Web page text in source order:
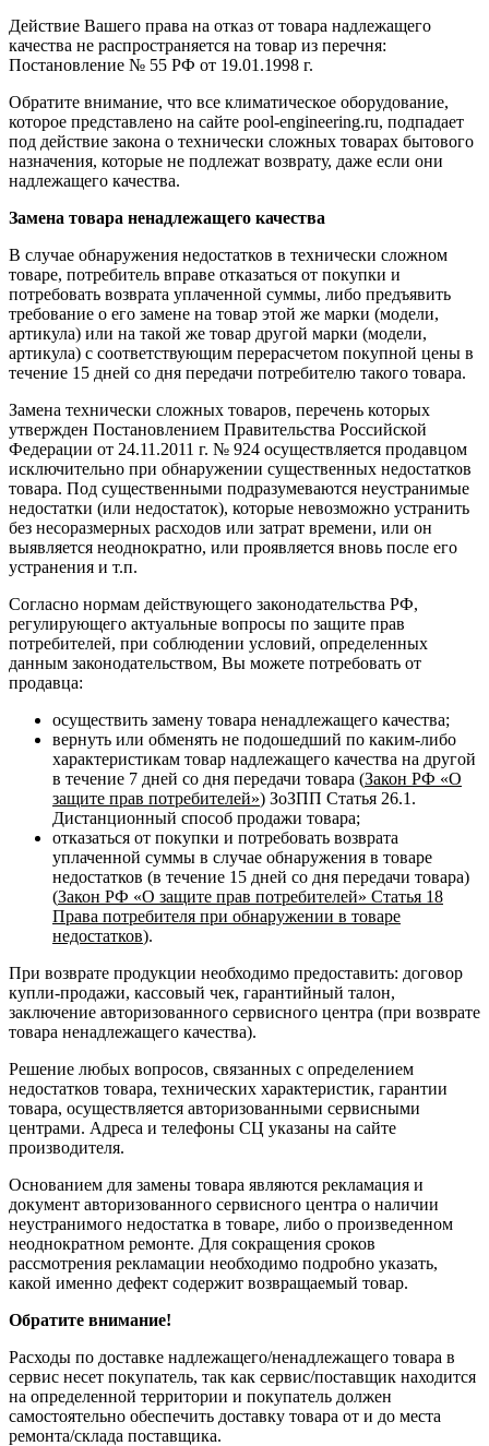
Действие Вашего права на отказ от товара надлежащего
качества не распространяется на товар из перечня:
Постановление № 55 РФ от 19.01.1998 г.
Обратите внимание, что все климатическое оборудование,
которое представлено на сайте pool-engineering.ru, подпадает
под действие закона о технически сложных товарах бытового
назначения, которые не подлежат возврату, даже если они
надлежащего качества.
Замена товара ненадлежащего качества
В случае обнаружения недостатков в технически сложном
товаре, потребитель вправе отказаться от покупки и
потребовать возврата уплаченной суммы, либо предъявить
требование о его замене на товар этой же марки (модели,
артикула) или на такой же товар другой марки (модели,
артикула) с соответствующим перерасчетом покупной цены в
течение 15 дней со дня передачи потребителю такого товара.
Замена технически сложных товаров, перечень которых
утвержден Постановлением Правительства Российской
Федерации от 24.11.2011 г. № 924 осуществляется продавцом
исключительно при обнаружении существенных недостатков
товара. Под существенными подразумеваются неустранимые
недостатки (или недостаток), которые невозможно устранить
без несоразмерных расходов или затрат времени, или он
выявляется неоднократно, или проявляется вновь после его
устранения и т.п.
Согласно нормам действующего законодательства РФ,
регулирующего актуальные вопросы по защите прав
потребителей, при соблюдении условий, определенных
данным законодательством, Вы можете потребовать от
продавца:
осуществить замену товара ненадлежащего качества;
вернуть или обменять не подошедший по каким-либо
характеристикам товар надлежащего качества на другой
в течение 7 дней со дня передачи товара (Закон РФ «О
защите прав потребителей») ЗоЗПП Статья 26.1.
Дистанционный способ продажи товара;
отказаться от покупки и потребовать возврата
уплаченной суммы в случае обнаружения в товаре
недостатков (в течение 15 дней со дня передачи товара)
(Закон РФ «О защите прав потребителей» Статья 18
Права потребителя при обнаружении в товаре
недостатков).
При возврате продукции необходимо предоставить: договор
купли-продажи, кассовый чек, гарантийный талон,
заключение авторизованного сервисного центра (при возврате
товара ненадлежащего качества).
Решение любых вопросов, связанных с определением
недостатков товара, технических характеристик, гарантии
товара, осуществляется авторизованными сервисными
центрами. Адреса и телефоны СЦ указаны на сайте
производителя.
Основанием для замены товара являются рекламация и
документ авторизованного сервисного центра о наличии
неустранимого недостатка в товаре, либо о произведенном
неоднократном ремонте. Для сокращения сроков
рассмотрения рекламации необходимо подробно указать,
какой именно дефект содержит возвращаемый товар.
Обратите внимание!
Расходы по доставке надлежащего/ненадлежащего товара в
сервис несет покупатель, так как сервис/поставщик находится
на определенной территории и покупатель должен
самостоятельно обеспечить доставку товара от и до места
ремонта/склада поставщика.